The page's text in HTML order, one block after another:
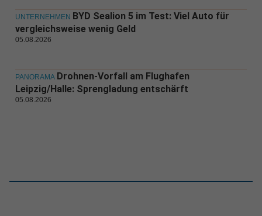
UNTERNEHMEN BYD Sealion 5 im Test: Viel Auto für
vergleichsweise wenig Geld
05.08.2026
PANORAMA Drohnen-Vorfall am Flughafen
Leipzig/Halle: Sprengladung entschärft
05.08.2026